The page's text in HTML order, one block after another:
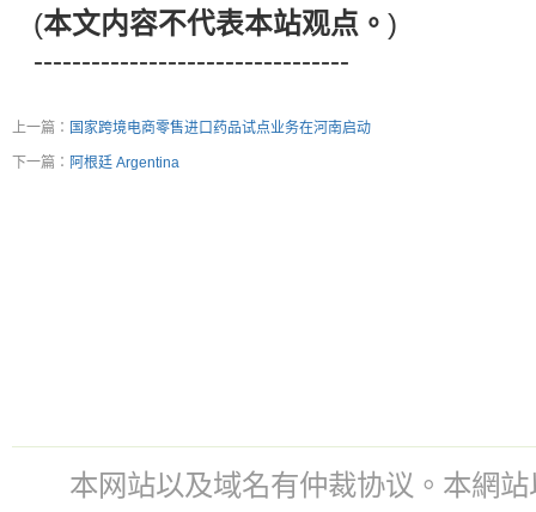
(本文内容不代表本站观点。 )
---------------------------------
上一篇： 国家跨境电商零售进口药品试点业务在河南启动
下一篇： 阿根廷 Argentina
本网站以及域名有仲裁协议。本網